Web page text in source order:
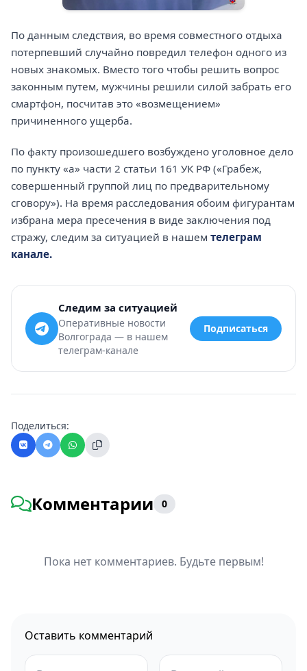
По данным следствия, во время совместного отдыха
потерпевший случайно повредил телефон одного из
новых знакомых. Вместо того чтобы решить вопрос
законным путем, мужчины решили силой забрать его
смартфон, посчитав это «возмещением»
причиненного ущерба.
По факту произошедшего возбуждено уголовное дело
по пункту «а» части 2 статьи 161 УК РФ («Грабеж,
совершенный группой лиц по предварительному
сговору»). На время расследования обоим фигурантам
избрана мера пресечения в виде заключения под
стражу, следим за ситуацией в нашем телеграм
канале.
Следим за ситуацией
Оперативные новости
Волгограда — в нашем
телеграм-канале
Подписаться
Поделиться:
Комментарии 0
Пока нет комментариев. Будьте первым!
Оставить комментарий